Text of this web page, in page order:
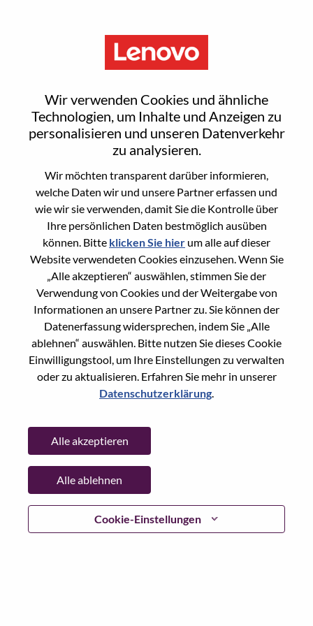
Wir verwenden Cookies und ähnliche
Technologien, um Inhalte und Anzeigen zu
personalisieren und unseren Datenverkehr
zu analysieren.
Wir möchten transparent darüber informieren,
welche Daten wir und unsere Partner erfassen und
wie wir sie verwenden, damit Sie die Kontrolle über
Ihre persönlichen Daten bestmöglich ausüben
können. Bitte klicken Sie hier um alle auf dieser
Website verwendeten Cookies einzusehen. Wenn Sie
„Alle akzeptieren“ auswählen, stimmen Sie der
Verwendung von Cookies und der Weitergabe von
Informationen an unsere Partner zu. Sie können der
Datenerfassung widersprechen, indem Sie „Alle
ablehnen“ auswählen. Bitte nutzen Sie dieses Cookie
Einwilligungstool, um Ihre Einstellungen zu verwalten
oder zu aktualisieren. Erfahren Sie mehr in unserer
Datenschutzerklärung.
Cookie-Einstellungen
Alle akzeptieren
Alle ablehnen
Reset password
Are you sure you want to reset your
Enter the email address associated with your
account, then click "Continue".
We will email you a link to reset your
password.
E-mail*
Continue
Go Back